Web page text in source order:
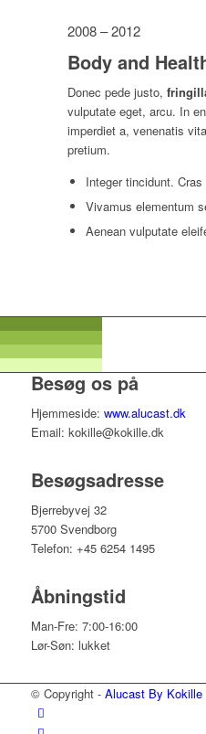
2008 – 2012
Body and
Donec pede justo,
vulputate eget, arcu. In
imperdiet a, venenatis
pretium.
Integer tincidunt. Cras
Vivamus elementum
Aenean vulputate
Besøg os på
Hjemmeside: www.alucast.dk
Email: kokille@kokille.dk
Besøgsadresse
Bjerrebyvej 32
5700 Svendborg
Telefon: +45 6254 1495
Åbningstid
Man-Fre: 7:00-16:00
Lør-Søn: lukket
© Copyright - Alucast By Kokille